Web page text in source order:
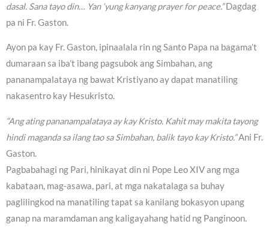
dasal. Sana tayo din… Yan ‘yung kanyang prayer for peace.”Dagdag
pa ni Fr. Gaston.
Ayon pa kay Fr. Gaston, ipinaalala rin ng Santo Papa na bagama’t
dumaraan sa iba’t ibang pagsubok ang Simbahan, ang
pananampalataya ng bawat Kristiyano ay dapat manatiling
nakasentro kay Hesukristo.
“Ang ating pananampalataya ay kay Kristo. Kahit may makita tayong
hindi maganda sa ilang tao sa Simbahan, balik tayo kay Kristo.”Ani Fr.
Gaston.
Pagbabahagi ng Pari, hinikayat din ni Pope Leo XIV ang mga
kabataan, mag-asawa, pari, at mga nakatalaga sa buhay
paglilingkod na manatiling tapat sa kanilang bokasyon upang
ganap na maramdaman ang kaligayahang hatid ng Panginoon.